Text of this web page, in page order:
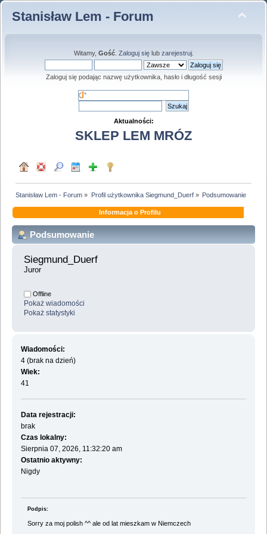
Stanisław Lem - Forum
Witamy, Gość. Zaloguj sięlub zarejestruj.
Zaloguj się podając nazwę użytkownika, hasło i długość sesji
Aktualności:
SKLEP LEM MRÓZ
Stanisław Lem - Forum » Profil użytkownika Siegmund_Duerf» Podsumowanie
Informacja o Profilu
Podsumowanie
Siegmund_Duerf
Juror
Offline
Pokaż wiadomości
Pokaż statystyki
Wiadomości:
4 (brak na dzień)
Wiek:
41
Data rejestracji:
brak
Czas lokalny:
Sierpnia 07, 2026, 11:32:20 am
Ostatnio aktywny:
Nigdy
Podpis:
Sorry za moj polish ^^ ale od lat mieszkam w Niemczech